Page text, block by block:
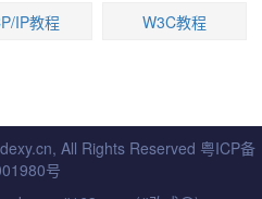
IP教程 W3C教程
All Rights Reserved 粤ICP备
号